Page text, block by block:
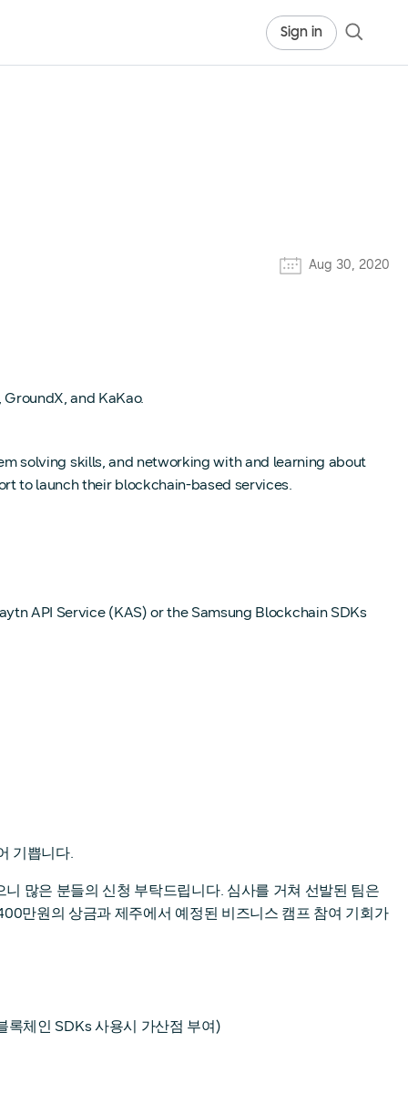
Sign in
Aug 30, 2020
and KaKao.
solving skills, and networking with and learning about
to launch their blockchain-based services.
API Service (KAS) or the Samsung Blockchain SDKs
기쁩니다.
많은 분들의 신청 부탁드립니다. 심사를 거쳐 선발된 팀은
만원의 상금과 제주에서 예정된 비즈니스 캠프 참여 기회가
록체인 SDKs 사용시 가산점 부여)